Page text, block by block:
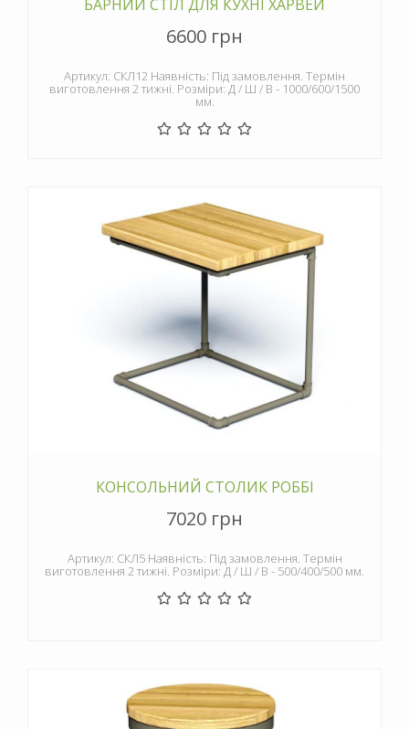
БАРНИЙ СТІЛ ДЛЯ КУХНІ ХАРВЕЙ
6600 грн
Артикул: СКЛ12 Наявність: Під замовлення. Термін
виготовлення 2 тижні. Розміри: Д / Ш / В - 1000/600/1500
мм.
КОНСОЛЬНИЙ СТОЛИК РОББІ
7020 грн
Артикул: СКЛ5 Наявність: Під замовлення. Термін
виготовлення 2 тижні. Розміри: Д / Ш / В - 500/400/500 мм.